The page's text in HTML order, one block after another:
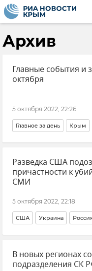
Архив
Главные события и
октября
5 октября 2022, 22:26
Главное за день Крым
Безопасность
США Новости СВО
Новые регионы России
Разведка США
причастности к
СМИ
5 октября 2022, 22:18
США Украина
В новых регионах
подразделения СК